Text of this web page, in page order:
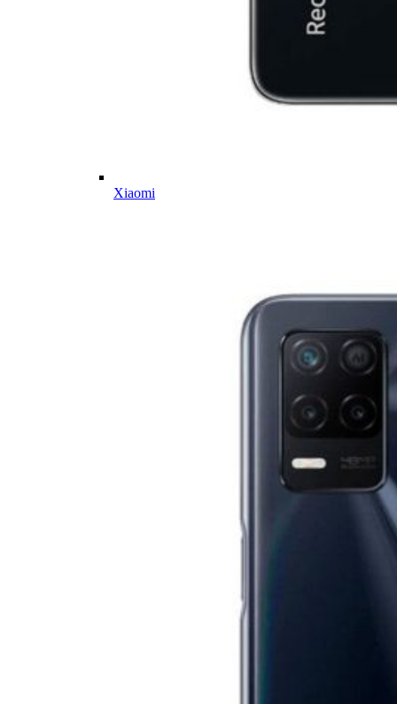
Xiaomi